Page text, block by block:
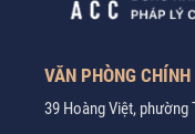
VĂN PHÒNG CHÍNH
39 Hoàng Việt, phường